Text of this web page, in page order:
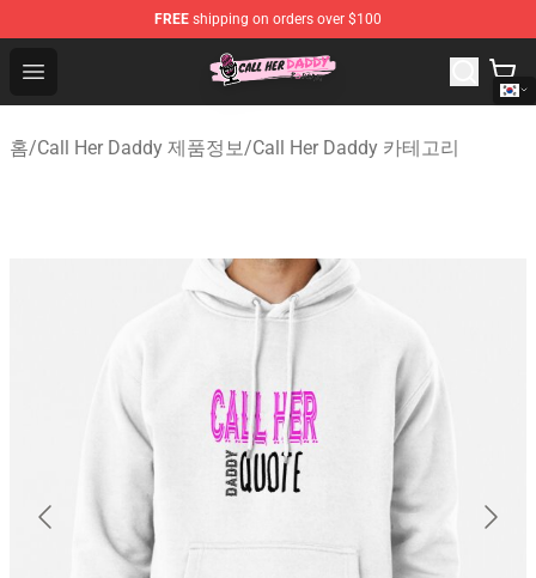
FREE shipping on orders over $100
Open menu
Call Her Daddy Store - Official Call Her Daddy
홈/Call Her Daddy 제품정보/Call Her Daddy 카테고리